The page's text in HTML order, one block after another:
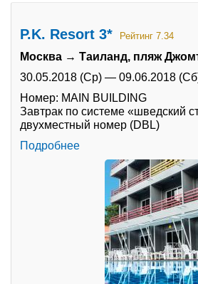
P.K. Resort 3* Рейтинг 7.34
Москва → Таиланд, пляж
30.05.2018 (Ср) — 09.06.2018
Номер: MAIN BUILDING
Завтрак по системе «шведский
двухместный номер (DBL)
Подробнее